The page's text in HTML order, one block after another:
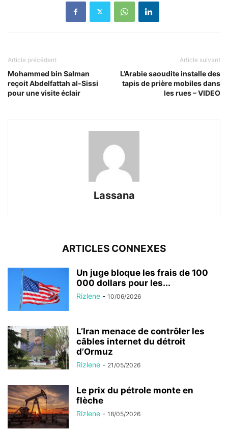
Article précédent
Mohammed bin Salman
reçoit Abdelfattah al-Sissi
pour une visite éclair
Article suivant
L’Arabie saoudite installe des
tapis de prière mobiles dans
les rues – VIDEO
Lassana
ARTICLES CONNEXES
Un juge bloque les frais de 100
000 dollars pour les...
Rizlene - 10/06/2026
L’Iran menace de contrôler les
câbles internet du détroit
d’Ormuz
Rizlene - 21/05/2026
Le prix du pétrole monte en
flèche
Rizlene - 18/05/2026